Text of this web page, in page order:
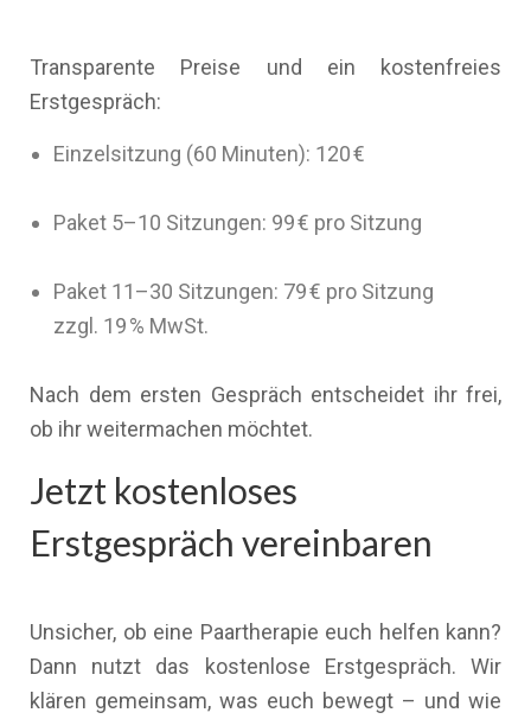
Transparente Preise und ein kostenfreies
Erstgespräch:
Einzelsitzung (60 Minuten): 120 €
Paket 5–10 Sitzungen: 99 € pro Sitzung
Paket 11–30 Sitzungen: 79 € pro Sitzung
zzgl. 19 % MwSt.
Nach dem ersten Gespräch entscheidet ihr frei,
ob ihr weitermachen möchtet.
Jetzt kostenloses
Erstgespräch vereinbaren
Unsicher, ob eine Paartherapie euch helfen kann?
Dann nutzt das kostenlose Erstgespräch. Wir
klären gemeinsam, was euch bewegt – und wie